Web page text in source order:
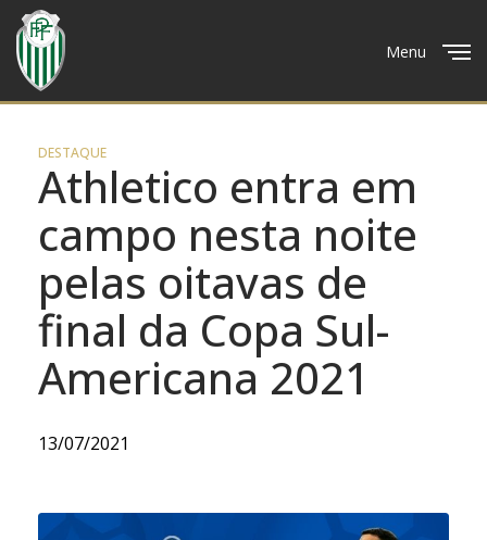
Menu
DESTAQUE
Athletico entra em
campo nesta noite
pelas oitavas de
final da Copa Sul-
Americana 2021
13/07/2021